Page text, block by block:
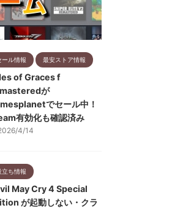
ール情報 最安ストア情報
of Graces f
が
でセール中！
有効化も確認済み
4/14
立ち情報
May Cry 4 Special
が起動しない・クラ